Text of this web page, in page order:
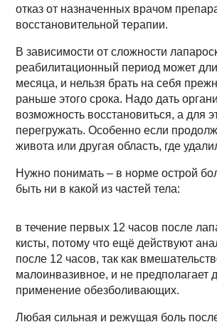
отказ от назначенных врачом
восстановительной терапии.
В зависимости от сложности
реабилитационный период может
месяца, и нельзя брать на себя
раньше этого срока. Надо дать
возможность восстановиться, а для
перегружать. Особенно если
живота или другая область, где
Нужно понимать – в норме острой
быть ни в какой из частей тела:
в течение первых 12 часов после
кисты, потому что ещё действуют
после 12 часов, так как
малоинвазивное, и не предполагает
применение обезболивающих.
Любая сильная и режущая боль